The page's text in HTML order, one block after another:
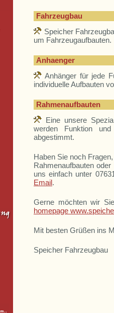
Fahrzeugbau
Speicher
um Fahrzeugaufbauten.
Anhaenger
Anhänger für jede
individuelle Aufbauten
Rahmenaufbauten
Eine unsere
werden Funktion und
abgestimmt.
Haben Sie noch
Rahmenaufbauten
uns einfach unter
Email.
Gerne möchten wir
homepage
Mit besten Grüßen ins
Speicher Fahrzeugbau